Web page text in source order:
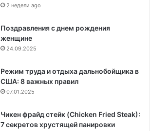
2 недели ago
Поздравления с днем рождения
женщине
24.09.2025
Режим труда и отдыха дальнобойщика в
США: 8 важных правил
07.01.2025
Чикен фрайд стейк (Chicken Fried Steak):
7 секретов хрустящей панировки